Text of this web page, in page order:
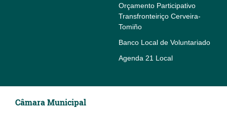
Orçamento Participativo
Transfronteiriço Cerveira-
Tomiño
Banco Local de Voluntariado
Agenda 21 Local
Câmara Municipal